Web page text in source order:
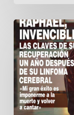
Raphael,
invencible